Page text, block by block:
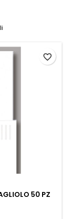
50 PZ
favorite_border